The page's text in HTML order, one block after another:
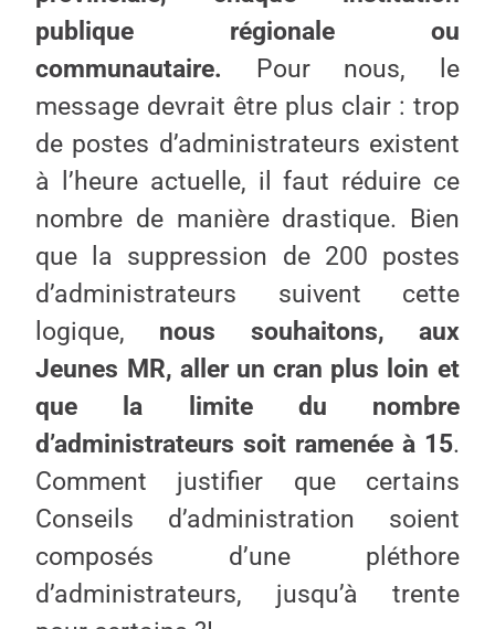
publique régionale ou
communautaire. Pour nous, le
message devrait être plus clair : trop
de postes d’administrateurs existent
à l’heure actuelle, il faut réduire ce
nombre de manière drastique. Bien
que la suppression de 200 postes
d’administrateurs suivent cette
logique, nous souhaitons, aux
Jeunes MR, aller un cran plus loin et
que la limite du nombre
d’administrateurs soit ramenée à 15.
Comment justifier que certains
Conseils d’administration soient
composés d’une pléthore
d’administrateurs, jusqu’à trente